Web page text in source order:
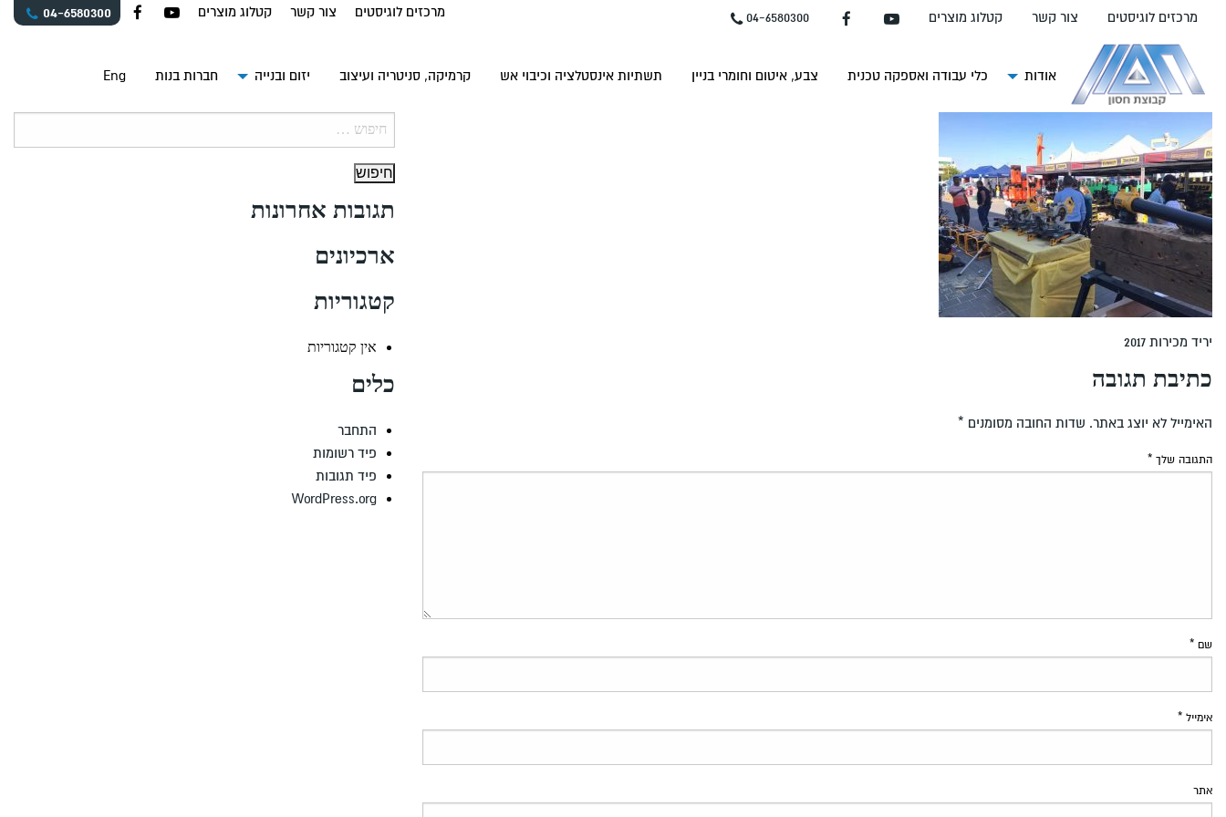
העמוד
מרכזים לוגיסטים צור קשר קטלוג מוצרים 04-6580300 מרכזים לוגיסטים צור קשר קטלוג מוצרים 04-6580300
אודות כלי עבודה ואספקה טכנית צבע, איטום וחומרי בניין תשתיות אינסטלציה וכיבוי אש קרמיקה, סניטריה ועיצוב יזום ובנייה חברות בנות Eng
יריד מכירות 2017
כתיבת תגובה
האימייל לא יוצג באתר. שדות החובה מסומנים *
התגובה שלך *
שם *
אימייל *
אתר
תגובות אחרונות
ארכיונים
קטגוריות
אין קטגוריות
כלים
התחבר
פיד רשומות
פיד תגובות
WordPress.org